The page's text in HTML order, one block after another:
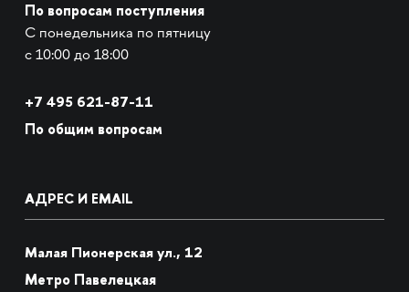
По вопросам поступления
С понедельника по пятницу
с 10:00 до 18:00
+7 495 621-87-11
По общим вопросам
АДРЕС И EMAIL
Малая Пионерская ул., 12
Метро Павелецкая